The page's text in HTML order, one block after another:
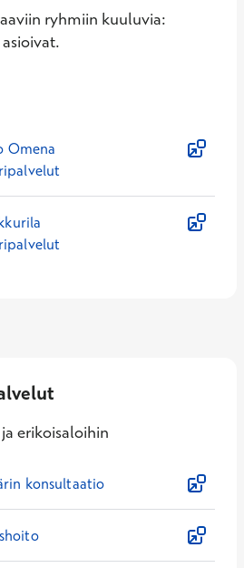
ryhmiin kuuluvia:
Omena
erikoisaloihin
konsultaatio